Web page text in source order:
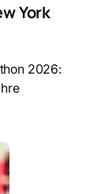
York
2026: